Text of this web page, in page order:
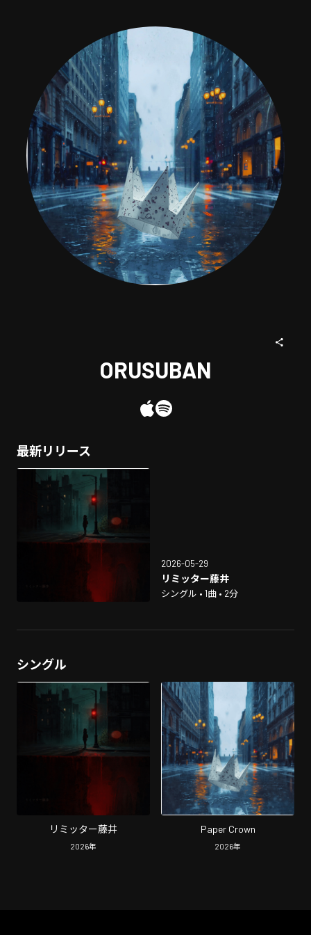
ORUSUBAN
最新リリース
2026-05-29
リミッター藤井
シングル • 1曲 • 2分
シングル
リミッター藤井
2026年
Paper Crown
2026年